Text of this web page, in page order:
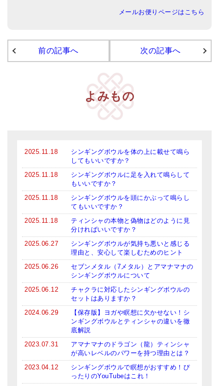
アマナマナのシンギングボウル
マンダラ彫（黒・渋金）
特大シンギングボウル・特殊柄
スティック・マレット・リング（台座）
アマナマナのティンシャ
プレミアム・ティンシャ（L・M）
ベーシック・ティンシャ（4種）
ティンシャケース
チベット・真マントラ香
お香定期購入（ラクとくサブスク）
チベット高僧のオラクルカード
ベル＆ドルジェ
シンギングボウル入門本・CD
メールお便りページはこちら
前の記事へ 次の記事へ
よみもの
2025.11.18
シンギングボウルを体の上に載せて鳴ら
してもいいですか？
2025.11.18
シンギングボウルに足を入れて鳴らして
もいいですか？
2025.11.18
シンギングボウルを頭にかぶって鳴らし
てもいいですか？
2025.11.18
ティンシャの本物と偽物はどのように見
分ければいいですか？
2025.06.27
シンギングボウルが気持ち悪いと感じる
理由と、安心して楽しむためのヒント
2025.06.26
セブンメタル（7メタル）とアマナマナの
シンギングボウルについて
2025.06.12
チャクラに対応したシンギングボウルの
セットはありますか？
2024.06.29
【保存版】ヨガや瞑想に欠かせない！シ
ンギングボウルとティンシャの違いを徹
底解説
2023.07.31
アマナマナのドラゴン（龍）ティンシャ
が高いレベルのパワーを持つ理由とは？
2023.04.12
シンギングボウルで瞑想がおすすめ！ぴ
ったりのYouTubeはこれ！